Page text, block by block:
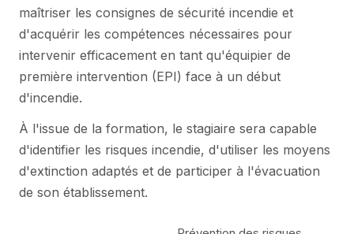
maîtriser les consignes de sécurité incendie et
d'acquérir les compétences nécessaires pour
intervenir efficacement en tant qu'équipier de
première intervention (EPI) face à un début
d'incendie.
À l'issue de la formation, le stagiaire sera capable
d'identifier les risques incendie, d'utiliser les moyens
d'extinction adaptés et de participer à l'évacuation
de son établissement.